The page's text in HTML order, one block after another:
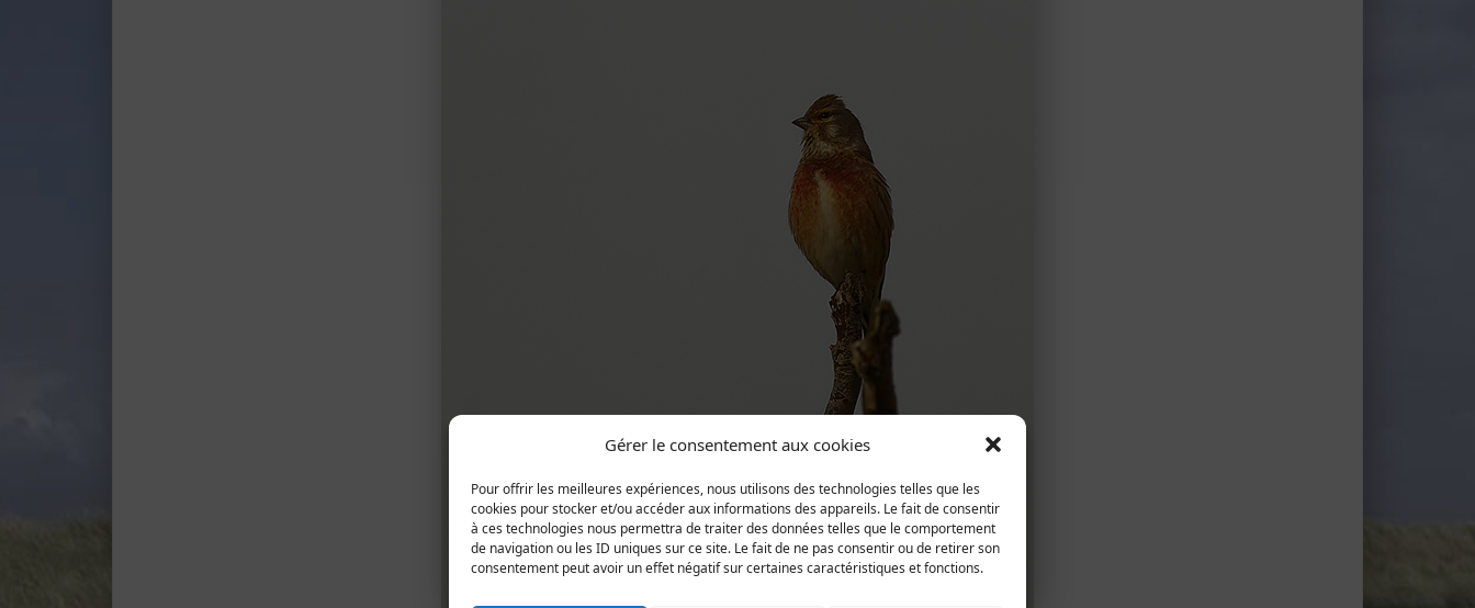
Gérer le consentement aux cookies
Pour offrir les meilleures expériences, nous utilisons des technologies telles que les
cookies pour stocker et/ou accéder aux informations des appareils. Le fait de consentir
à ces technologies nous permettra de traiter des données telles que le comportement
de navigation ou les ID uniques sur ce site. Le fait de ne pas consentir ou de retirer son
consentement peut avoir un effet négatif sur certaines caractéristiques et fonctions.